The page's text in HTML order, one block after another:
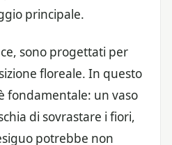
principale.
sono progettati per
floreale. In questo
fondamentale: un vaso
di sovrastare i fiori,
potrebbe non